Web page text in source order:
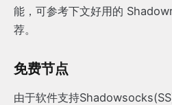
能，可参考下文好用的
荐。
免费节点
由于软件支持Shadowsocks(SS)